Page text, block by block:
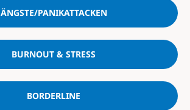
ÄNGSTE/PANIKATTACKEN
BURNOUT & STRESS
BORDERLINE